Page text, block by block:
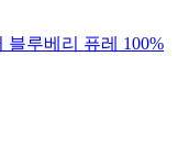
블루베리 퓨레 100%